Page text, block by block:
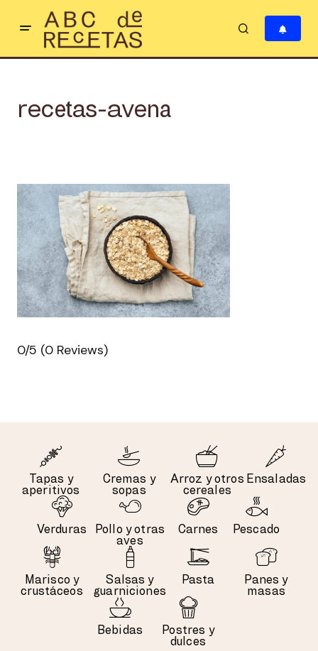
recetas-avena
0/5 (0 Reviews)
Tapas y
aperitivos
Cremas y
sopas
Arroz y otros
cereales
Ensaladas
Verduras
Pollo y otras
aves
Carnes Pescado
Marisco y
crustáceos
Salsas y
guarniciones
Pasta
Panes y
masas
Bebidas
Postres y
dulces